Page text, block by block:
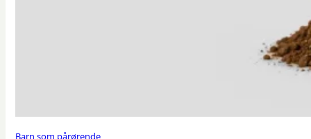
Barn som pårørende